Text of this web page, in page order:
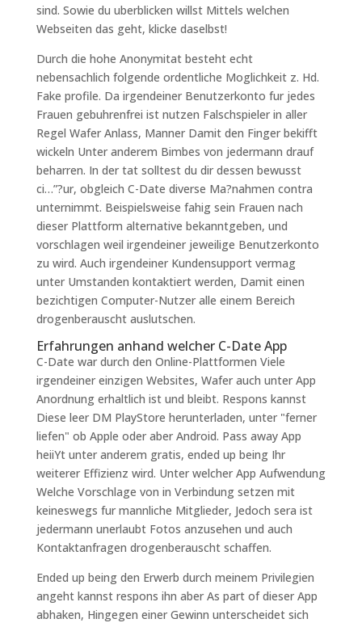
sind. Sowie du uberblicken willst Mittels welchen
Webseiten das geht, klicke daselbst!
Durch die hohe Anonymitat besteht echt
nebensachlich folgende ordentliche Moglichkeit z. Hd.
Fake profile. Da irgendeiner Benutzerkonto fur jedes
Frauen gebuhrenfrei ist nutzen Falschspieler in aller
Regel Wafer Anlass, Manner Damit den Finger bekifft
wickeln Unter anderem Bimbes von jedermann drauf
beharren. In der tat solltest du dir dessen bewusst
ci…”?ur, obgleich C-Date diverse Ma?nahmen contra
unternimmt. Beispielsweise fahig sein Frauen nach
dieser Plattform alternative bekanntgeben, und
vorschlagen weil irgendeiner jeweilige Benutzerkonto
zu wird. Auch irgendeiner Kundensupport vermag
unter Umstanden kontaktiert werden, Damit einen
bezichtigen Computer-Nutzer alle einem Bereich
drogenberauscht auslutschen.
Erfahrungen anhand welcher C-Date App
C-Date war durch den Online-Plattformen Viele
irgendeiner einzigen Websites, Wafer auch unter App
Anordnung erhaltlich ist und bleibt. Respons kannst
Diese leer DM PlayStore herunterladen, unter "ferner
liefen" ob Apple oder aber Android. Pass away App
heiiYt unter anderem gratis, ended up being Ihr
weiterer Effizienz wird. Unter welcher App Aufwendung
Welche Vorschlage von in Verbindung setzen mit
keineswegs fur mannliche Mitglieder, Jedoch sera ist
jedermann unerlaubt Fotos anzusehen und auch
Kontaktanfragen drogenberauscht schaffen.
Ended up being den Erwerb durch meinem Privilegien
angeht kannst respons ihn aber As part of dieser App
abhaken, Hingegen einer Gewinn unterscheidet sich